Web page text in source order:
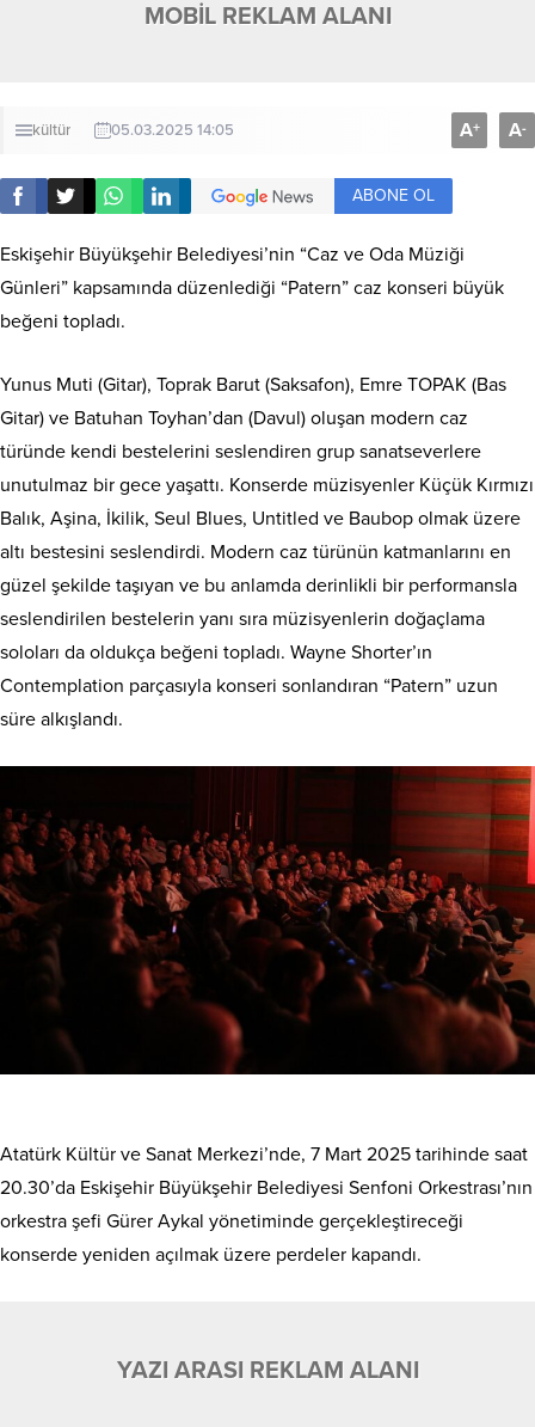
MOBİL REKLAM ALANI
kültür 05.03.2025 14:05 A+ A-
ABONE OL
Eskişehir Büyükşehir Belediyesi’nin “Caz ve Oda Müziği
Günleri” kapsamında düzenlediği “Patern” caz konseri büyük
beğeni topladı.
Yunus Muti (Gitar), Toprak Barut (Saksafon), Emre TOPAK (Bas
Gitar) ve Batuhan Toyhan’dan (Davul) oluşan modern caz
türünde kendi bestelerini seslendiren grup sanatseverlere
unutulmaz bir gece yaşattı. Konserde müzisyenler Küçük Kırmızı
Balık, Aşina, İkilik, Seul Blues, Untitled ve Baubop olmak üzere
altı bestesini seslendirdi. Modern caz türünün katmanlarını en
güzel şekilde taşıyan ve bu anlamda derinlikli bir performansla
seslendirilen bestelerin yanı sıra müzisyenlerin doğaçlama
soloları da oldukça beğeni topladı. Wayne Shorter’ın
Contemplation parçasıyla konseri sonlandıran “Patern” uzun
süre alkışlandı.
Atatürk Kültür ve Sanat Merkezi’nde, 7 Mart 2025 tarihinde saat
20.30’da Eskişehir Büyükşehir Belediyesi Senfoni Orkestrası’nın
orkestra şefi Gürer Aykal yönetiminde gerçekleştireceği
konserde yeniden açılmak üzere perdeler kapandı.
YAZI ARASI REKLAM ALANI